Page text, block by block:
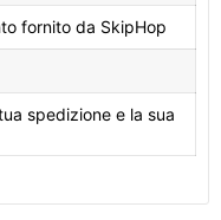
fornito da SkipHop
spedizione e la sua